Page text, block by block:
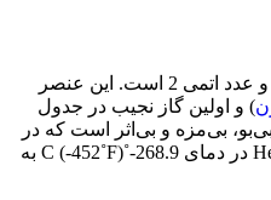
عنصری شیمیایی با نماد He و عدد اتمی 2 است. این عنصر
) و اولین گاز نجیب در جدول
بی‌مزه و بی‌اثر است که در
دمای اتاق به صورت گازی است. He در دمای 268.9-˚C (-452˚F) به